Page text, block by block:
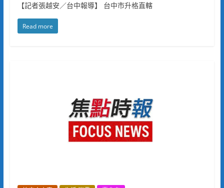
【記者張越安／台中報導】 台中市升格直轄
Read more